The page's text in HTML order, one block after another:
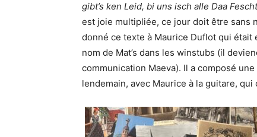
gibt’s ken Leid, bi uns isch alle Daa
est joie multipliée, ce jour doit être sans
donné ce texte à Maurice Duflot qui était
nom de Mat’s dans les winstubs (il
communication Maeva). Il a composé
lendemain, avec Maurice à la guitare,